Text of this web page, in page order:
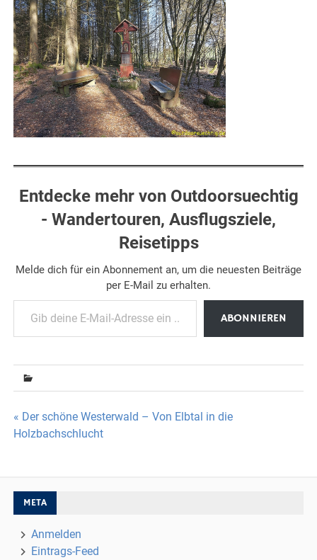
Entdecke mehr von Outdoorsuechtig
- Wandertouren, Ausflugsziele,
Reisetipps
Melde dich für ein Abonnement an, um die neuesten Beiträge
per E-Mail zu erhalten.
Gib deine E-Mail-Adresse ein ...
ABONNIEREN
Beitragsnavigation
« Der schöne Westerwald – Von Elbtal in die
Holzbachschlucht
META
Anmelden
Eintrags-Feed